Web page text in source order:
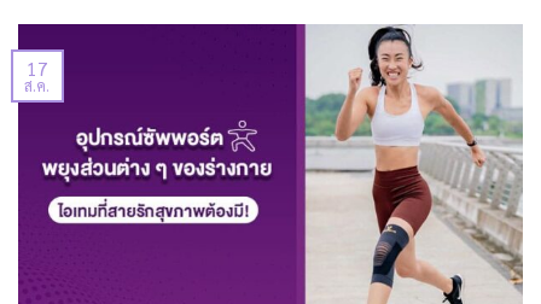
17
ส.ค.